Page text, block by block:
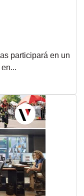
participará en un